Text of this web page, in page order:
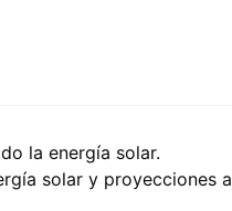
la energía solar.
solar y proyecciones a